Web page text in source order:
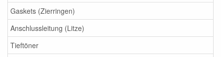
Gaskets (Zierringen)
Anschlussleitung (Litze)
Tieftöner